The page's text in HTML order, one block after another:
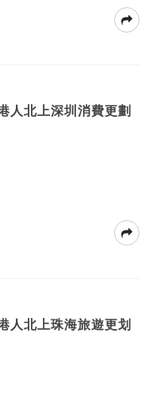
人北上深圳消費更劃
人北上珠海旅遊更划